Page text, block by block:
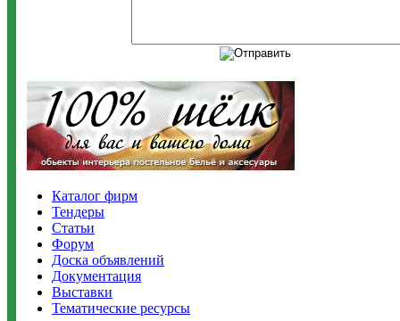
Каталог фирм
Тендеры
Статьи
Форум
Доска объявлений
Документация
Выставки
Тематические ресурсы